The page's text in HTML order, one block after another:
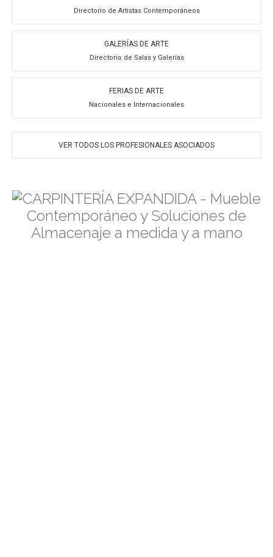
Directorio de Artistas Contemporáneos
GALERÍAS DE ARTE
Directorio de Salas y Galerías
FERIAS DE ARTE
Nacionales e Internacionales
VER TODOS LOS PROFESIONALES ASOCIADOS